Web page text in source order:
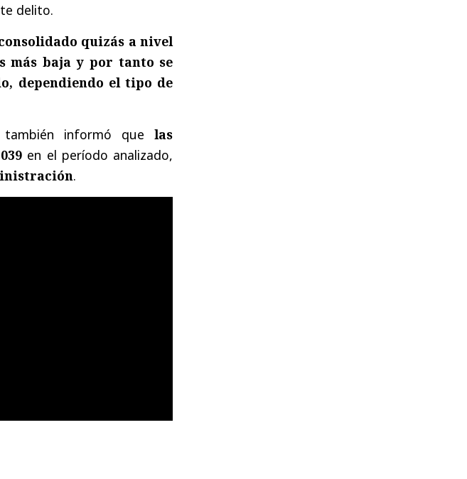
delito.
quizás a nivel
más baja y por tanto se
dependiendo el tipo de
también informó quelas
en el período analizado,
.